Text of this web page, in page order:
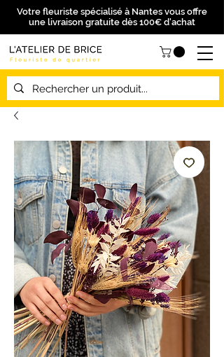
Votre fleuriste spécialisé à Nantes vous offre
une livraison gratuite dès 100€ d'achat